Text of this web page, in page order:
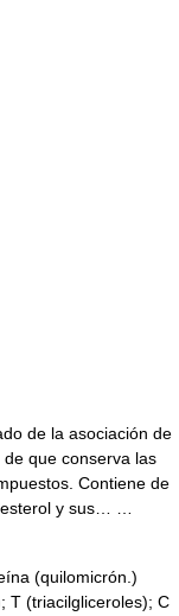
de la asociación de
que conserva las
Contiene de
y sus… …
(quilomicrón.)
T (triacilgliceroles); C